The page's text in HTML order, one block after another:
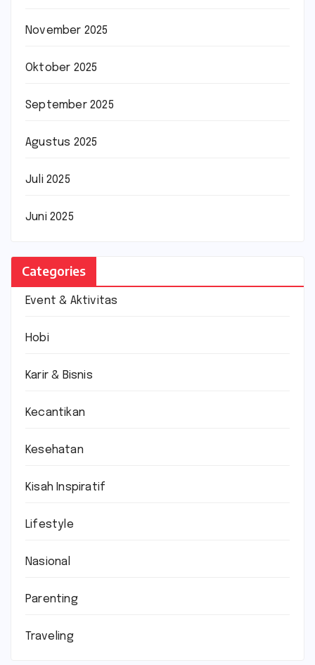
November 2025
Oktober 2025
September 2025
Agustus 2025
Juli 2025
Juni 2025
Categories
Event & Aktivitas
Hobi
Karir & Bisnis
Kecantikan
Kesehatan
Kisah Inspiratif
Lifestyle
Nasional
Parenting
Traveling